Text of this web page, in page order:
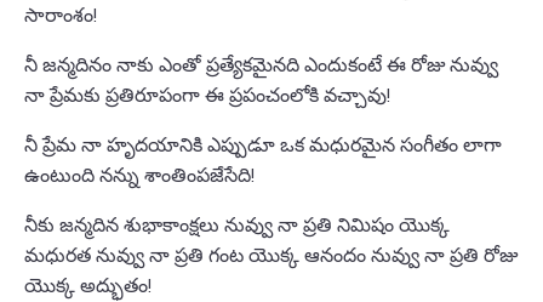
సారాంశం!
నీ జన్మదినం నాకు ఎంతో ప్రత్యేకమైనది ఎందుకంటే ఈ రోజు నువ్వు
నా ప్రేమకు ప్రతిరూపంగా ఈ ప్రపంచంలోకి వచ్చావు!
నీ ప్రేమ నా హృదయానికి ఎప్పుడూ ఒక మధురమైన సంగీతం లాగా
ఉంటుంది నన్ను శాంతింపజేసేది!
నీకు జన్మదిన శుభాకాంక్షలు నువ్వు నా ప్రతి నిమిషం యొక్క
మధురత నువ్వు నా ప్రతి గంట యొక్క ఆనందం నువ్వు నా ప్రతి రోజు
యొక్క అద్భుతం!